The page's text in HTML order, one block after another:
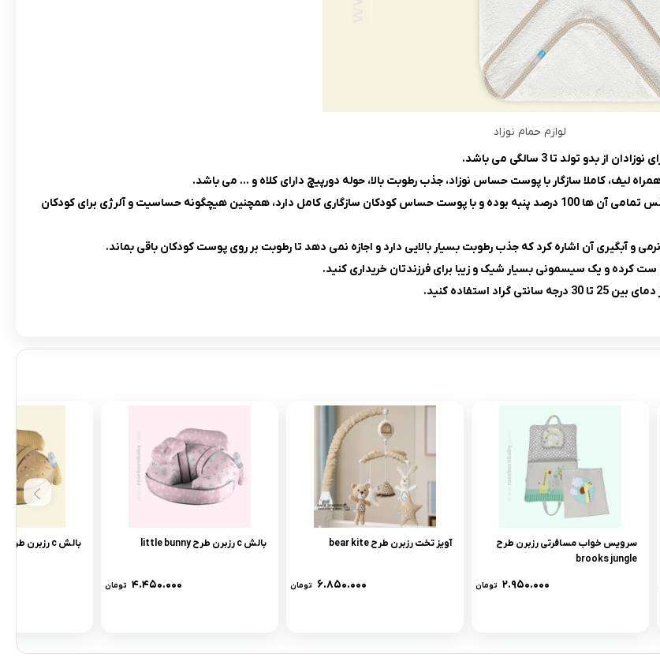
لوازم حمام نوزاد
لیف، کاملا سازگار با پوست حساس نوزاد، جذب رطوبت بالا، حوله دورپیچ دارای کلاه و … می باشد.
محصول فوق شامل: یک عدد حوله‌ دورپیچ کلاه دار و یک عدد لیف می باشد که جنس تمامی آن ها 100 درصد پنبه بوده و با پوست حساس کودکان سازگاری کامل دارد، همچنین هیچگونه حساسیت و آلرژی برای کودکان
و آبگیری آن اشاره کرد که جذب رطوبت بسیار بالایی دارد و اجازه نمی دهد تا رطوبت بر روی پوست کودکان باقی بماند.
کرده و یک سیسمونی بسیار شیک و زیبا برای فرزندتان خریداری کنید.
استفاده کنید.
سرویس خواب مسافرتی رزبرن طرح
brooks jungle
۲.۹۵۰.۰۰۰ تومان
آویز تخت رزبرن طرح bear kite
۶.۸۵۰.۰۰۰ تومان
بالش c رزبرن طرح little bunny
۴.۴۵۰.۰۰۰ تومان
بالش c رزبرن طرح bear kite